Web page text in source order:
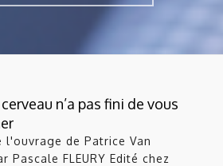
n’a pas fini de vous
l'ouvrage de Patrice Van
Pascale FLEURY Edité chez